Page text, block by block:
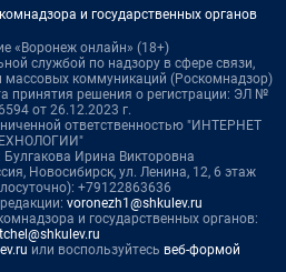
и государственных органов
«Воронеж онлайн» (18+)
службой по надзору в сфере связи,
массовых коммуникаций (Роскомнадзор)
принятия решения о регистрации: ЭЛ №
от 26.12.2023 г.
ответственностью "ИНТЕРНЕТ
Булгакова Ирина Викторовна
Новосибирск, ул. Ленина, 12, 6 этаж
+79122863636
voronezh1@shkulev.ru
и государственных органов:
или воспользуйтесь веб-формой